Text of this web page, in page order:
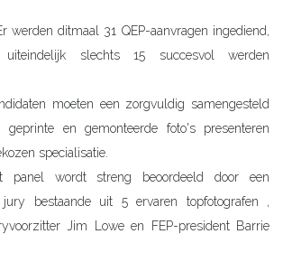
werden ditmaal 31 QEP-aanvragen ingediend,
slechts 15 succesvol werden
moeten een zorgvuldig samengesteld
geprinte en gemonteerde foto's presenteren
specialisatie.
panel wordt streng beoordeeld door een
jury bestaande uit 5 ervaren topfotografen ,
Jim Lowe en FEP-president Barrie